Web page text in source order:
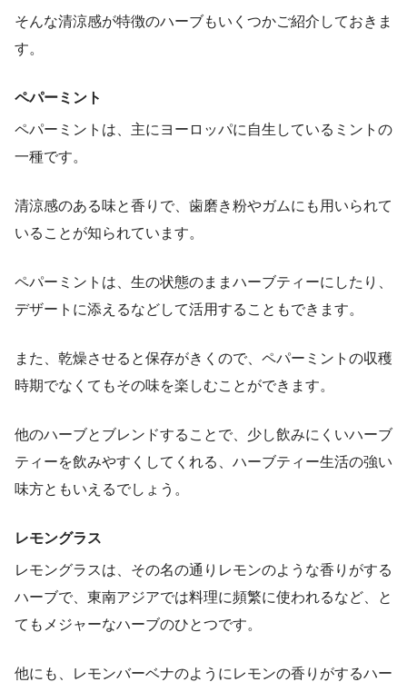
そんな清涼感が特徴のハーブもいくつかご紹介しておきま
す。
ペパーミント
ペパーミントは、主にヨーロッパに自生しているミントの
一種です。
清涼感のある味と香りで、歯磨き粉やガムにも用いられて
いることが知られています。
ペパーミントは、生の状態のままハーブティーにしたり、
デザートに添えるなどして活用することもできます。
また、乾燥させると保存がきくので、ペパーミントの収穫
時期でなくてもその味を楽しむことができます。
他のハーブとブレンドすることで、少し飲みにくいハーブ
ティーを飲みやすくしてくれる、ハーブティー生活の強い
味方ともいえるでしょう。
レモングラス
レモングラスは、その名の通りレモンのような香りがする
ハーブで、東南アジアでは料理に頻繁に使われるなど、と
てもメジャーなハーブのひとつです。
他にも、レモンバーベナのようにレモンの香りがするハー